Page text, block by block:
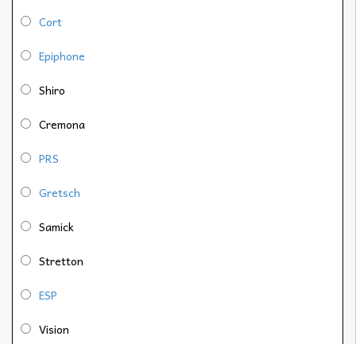
Cort
Epiphone
Shiro
Cremona
PRS
Gretsch
Samick
Stretton
ESP
Vision